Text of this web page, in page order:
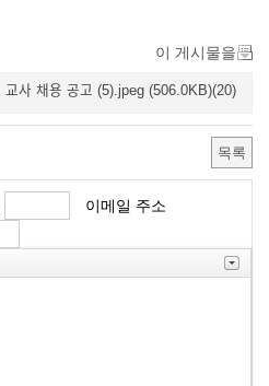
이 게시물을
교사 채용 공고 (5).jpeg (506.0KB)(20)
목록
이메일 주소